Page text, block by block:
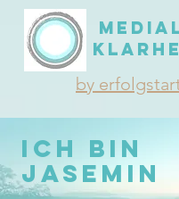
by
ich bin
jasemin